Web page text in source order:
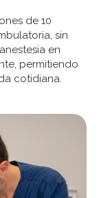
de 10
sin
en
permitiendo
cotidiana.